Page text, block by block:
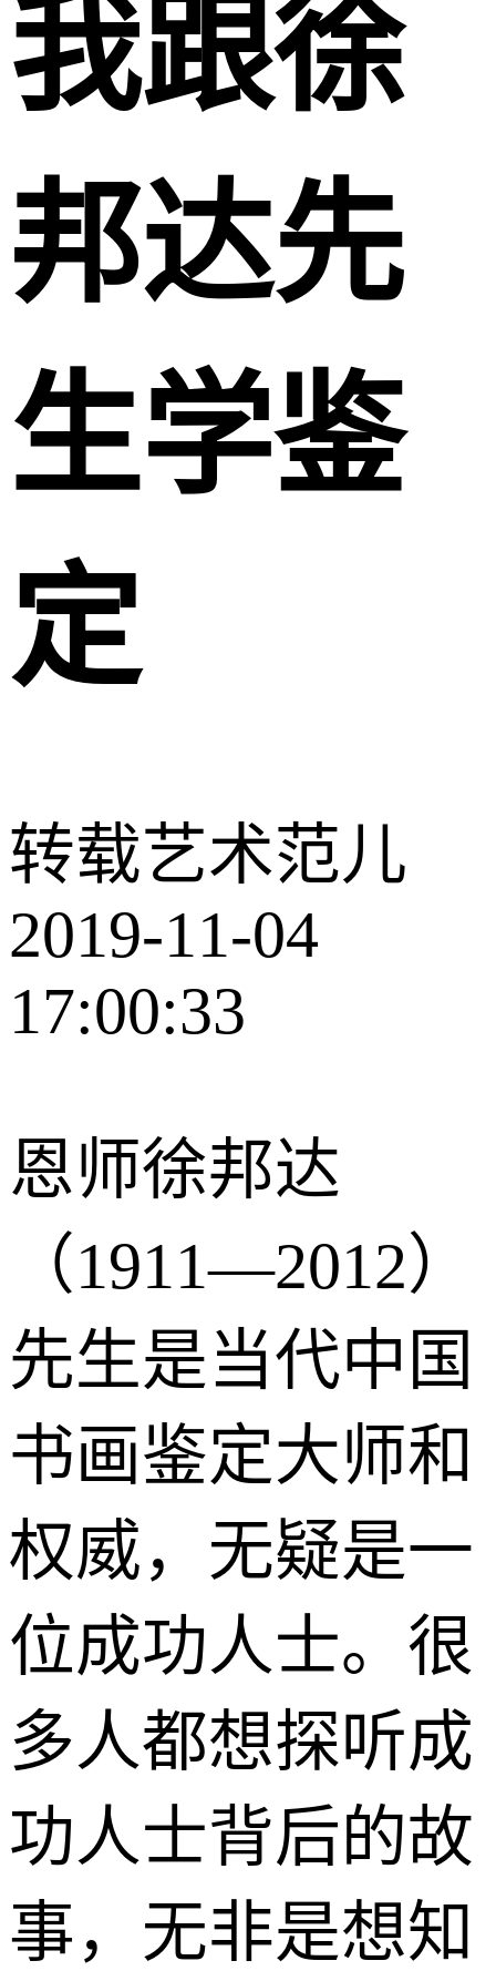
我跟徐
邦达先
生学鉴
定
转载艺术范儿
2019-11-04
17:00:33
恩师徐邦达
（1911—2012）
先生是当代中国
书画鉴定大师和
权威，无疑是一
位成功人士。很
多人都想探听成
功人士背后的故
事，无非是想知